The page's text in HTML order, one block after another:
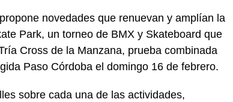
novedades que renuevan y amplían la
Park, un torneo de BMX y Skateboard que
Cross de la Manzana, prueba combinada
Paso Córdoba el domingo 16 de febrero.
sobre cada una de las actividades,